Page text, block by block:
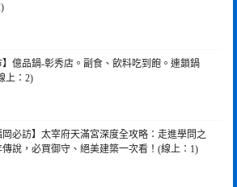
】億品鍋-彰秀店。副食、飲料吃到飽。連鎖鍋
上：2)
岡必訪】太宰府天滿宮深度全攻略：走進學問之
說，必買御守、絕美建築一次看！(線上：1)